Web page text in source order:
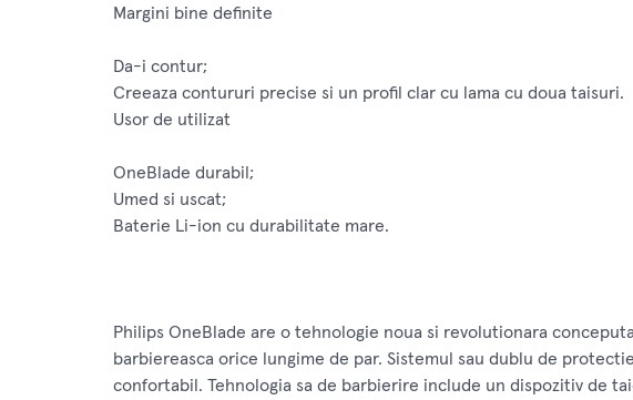
Margini bine definite
Da-i contur;
Creeaza contururi precise si un profil clar cu lama cu doua taisuri.
Usor de utilizat
OneBlade durabil;
Umed si uscat;
Baterie Li-ion cu durabilitate mare.
Philips OneBlade are o tehnologie noua si revolutionara
barbiereasca orice lungime de par. Sistemul sau dublu de
confortabil. Tehnologia sa de barbierire include un dispozitiv de